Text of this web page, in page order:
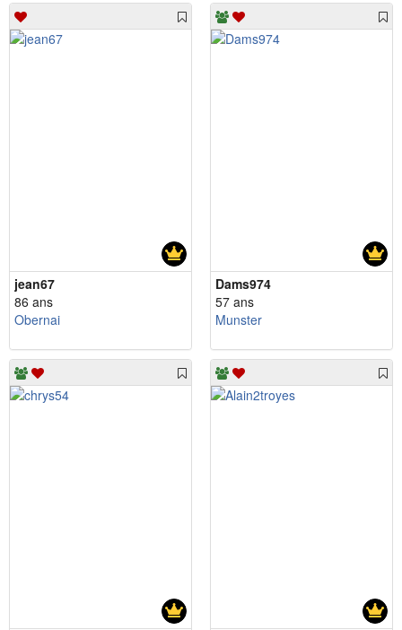
jean67
86 ans
Obernai
Dams974
57 ans
Munster